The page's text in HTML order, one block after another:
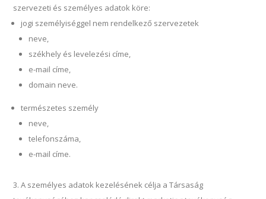
szervezeti és személyes adatok köre:
jogi személyiséggel nem rendelkező szervezetek
neve,
székhely és levelezési címe,
e-mail címe,
domain neve.
természetes személy
neve,
telefonszáma,
e-mail címe.
A személyes adatok kezelésének célja a Társaság